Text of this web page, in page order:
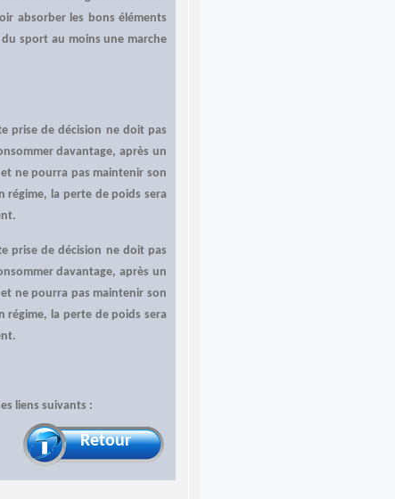
absorber les bons éléments
sport au moins une marche
prise de décision ne doit pas
davantage, après un
ne pourra pas maintenir son
régime, la perte de poids sera
prise de décision ne doit pas
davantage, après un
ne pourra pas maintenir son
régime, la perte de poids sera
liens suivants :
Retour